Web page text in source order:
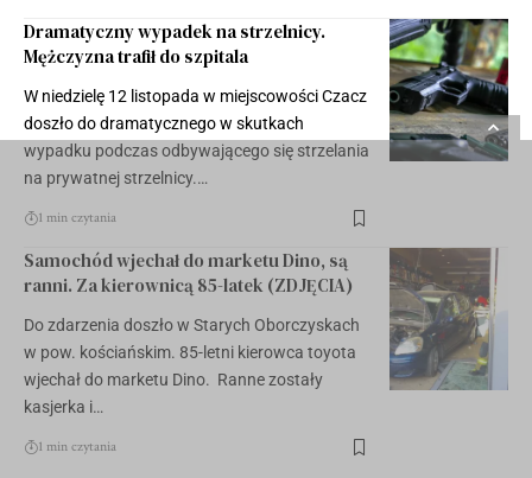
Dramatyczny wypadek na strzelnicy.
Mężczyzna trafił do szpitala
W niedzielę 12 listopada w miejscowości Czacz
doszło do dramatycznego w skutkach
wypadku podczas odbywającego się strzelania
na prywatnej strzelnicy.…
1 min czytania
Samochód wjechał do marketu Dino, są
ranni. Za kierownicą 85-latek (ZDJĘCIA)
Do zdarzenia doszło w Starych Oborczyskach
w pow. kościańskim. 85-letni kierowca toyota
wjechał do marketu Dino. Ranne zostały
kasjerka i…
1 min czytania